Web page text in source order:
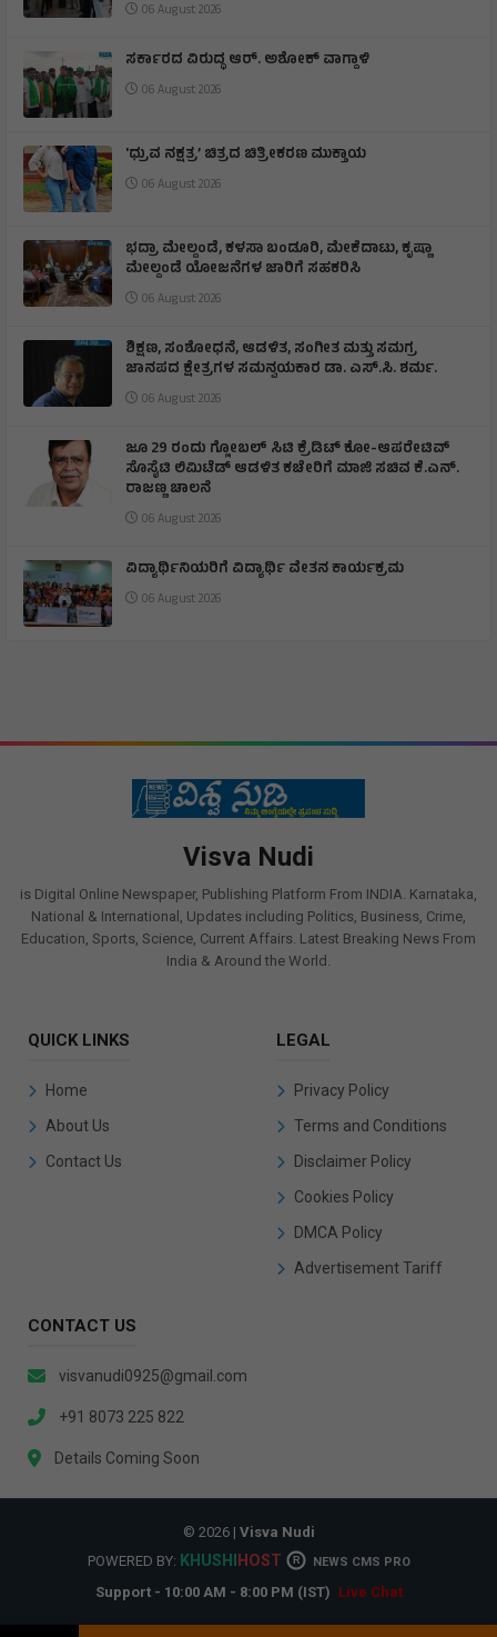
06 August 2026
ಸರ್ಕಾರದ ವಿರುದ್ಧ ಆರ್. ಅಶೋಕ್ ವಾಗ್ದಾಳಿ
06 August 2026
'ಧ್ರುವ ನಕ್ಷತ್ರ’ ಚಿತ್ರದ ಚಿತ್ರೀಕರಣ ಮುಕ್ತಾಯ
06 August 2026
ಭದ್ರಾ ಮೇಲ್ದಂಡೆ, ಕಳಸಾ ಬಂಡೂರಿ, ಮೇಕೆದಾಟು, ಕೃಷ್ಣಾ
ಮೇಲ್ದಂಡೆ ಯೋಜನೆಗಳ ಜಾರಿಗೆ ಸಹಕರಿಸಿ
06 August 2026
ಶಿಕ್ಷಣ, ಸಂಶೋಧನೆ, ಆಡಳಿತ, ಸಂಗೀತ ಮತ್ತು ಸಮಗ್ರ
ಜಾನಪದ ಕ್ಷೇತ್ರಗಳ ಸಮನ್ವಯಕಾರ ಡಾ. ಎಸ್.ಸಿ. ಶರ್ಮ.
06 August 2026
ಜೂ 29 ರಂದು ಗ್ಲೋಬಲ್ ಸಿಟಿ ಕ್ರೆಡಿಟ್ ಕೋ-ಆಪರೇಟಿವ್
ಸೊಸೈಟಿ ಲಿಮಿಟೆಡ್ ಆಡಳಿತ ಕಚೇರಿಗೆ ಮಾಜಿ ಸಚಿವ ಕೆ.ಎನ್.
ರಾಜಣ್ಣ ಚಾಲನೆ
06 August 2026
ವಿದ್ಯಾರ್ಥಿನಿಯರಿಗೆ ವಿದ್ಯಾರ್ಥಿ ವೇತನ ಕಾರ್ಯಕ್ರಮ
06 August 2026
Visva Nudi
is Digital Online Newspaper, Publishing Platform From INDIA. Karnataka,
National & International, Updates including Politics, Business, Crime,
Education, Sports, Science, Current Affairs. Latest Breaking News From
India & Around the World.
QUICK LINKS
Home
About Us
Contact Us
LEGAL
Privacy Policy
Terms and Conditions
Disclaimer Policy
Cookies Policy
DMCA Policy
Advertisement Tariff
CONTACT US
visvanudi0925@gmail.com
+91 8073 225 822
Details Coming Soon
© 2026 | Visva Nudi
POWERED BY: KHUSHI HOST R NEWS CMS PRO
Support - 10:00 AM - 8:00 PM (IST) Live Chat